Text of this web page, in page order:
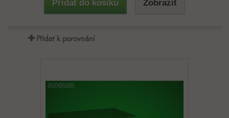
Přidat do košíku Zobrazit
Přidat k porovnání